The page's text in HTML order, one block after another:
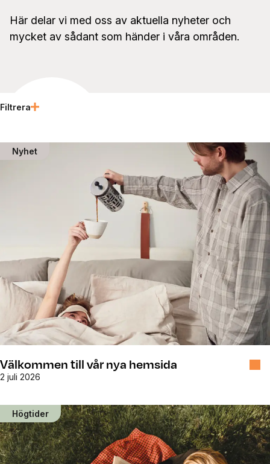
Här delar vi med oss av aktuella nyheter och
mycket av sådant som händer i våra områden.
Filtrera
Senaste nyheterna
Nyhet
Välkommen till vår nya hemsida
2 juli 2026
Högtider